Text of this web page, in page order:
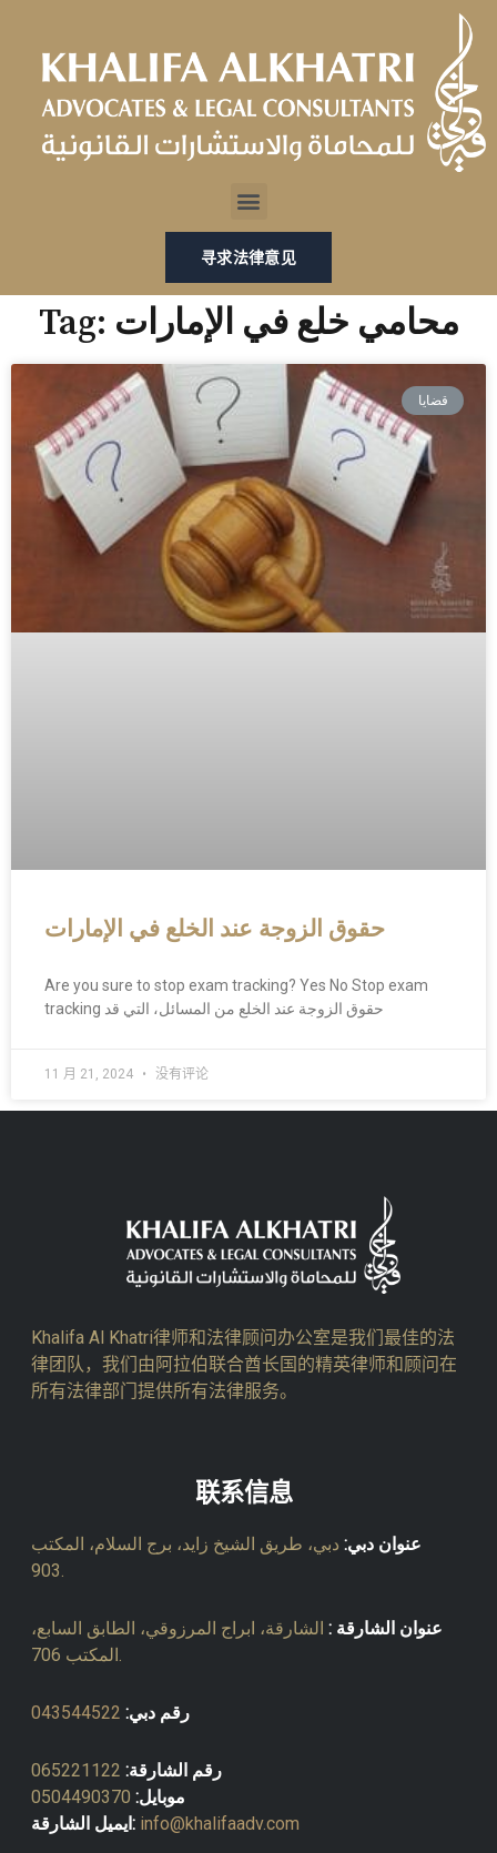
Menu
寻求法律意见
Tag: محامي خلع في الإمارات
قضايا
حقوق الزوجة عند الخلع في الإمارات
Are you sure to stop exam tracking? Yes No Stop exam
tracking حقوق الزوجة عند الخلع من المسائل، التي قد
11 月 21, 2024 没有评论
Khalifa Al Khatri律师和法律顾问办公室是我们最佳的法
律团队，我们由阿拉伯联合酋长国的精英律师和顾问在
所有法律部门提供所有法律服务。
联系信息
عنوان دبي: دبي، طريق الشيخ زايد، برج السلام، المكتب
عنوان الشارقة : الشارقة، ابراج المرزوقي، الطابق السابع،
رقم دبي: 043544522
رقم الشارقة: 065221122
موبايل: 0504490370
ايميل الشارقة: info@khalifaadv.com